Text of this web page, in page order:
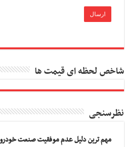
شاخص لحظه ای قیمت ها
نظرسنجی
مهم ترین دلیل عدم موفقیت صنعت خودرو